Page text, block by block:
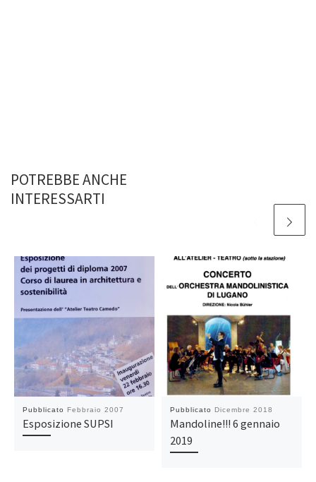
POTREBBE ANCHE
INTERESSARTI
Pubblicato Febbraio 2007
Esposizione SUPSI
Pubblicato Dicembre 2018
Mandoline!!! 6 gennaio
2019